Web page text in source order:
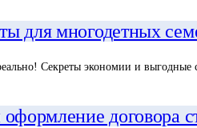
для многодетных
Секреты экономии и выгодные
договора